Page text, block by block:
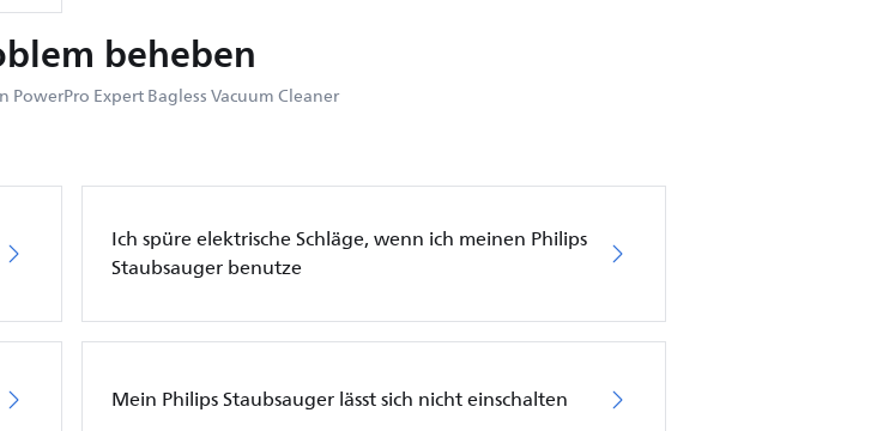
beheben
Expert Bagless Vacuum Cleaner
Ich spüre elektrische Schläge, wenn ich meinen Philips
Staubsauger benutze
Mein Philips Staubsauger lässt sich nicht einschalten